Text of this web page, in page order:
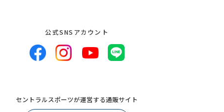
公式SNSアカウント
セントラルスポーツが運営する通販サイト